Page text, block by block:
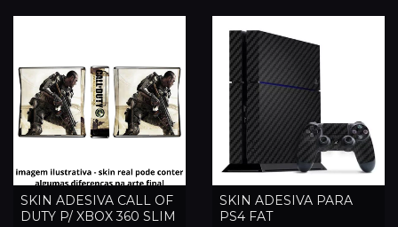
SKIN ADESIVA CALL OF
DUTY P/ XBOX 360 SLIM
SKIN ADESIVA PARA
PS4 FAT